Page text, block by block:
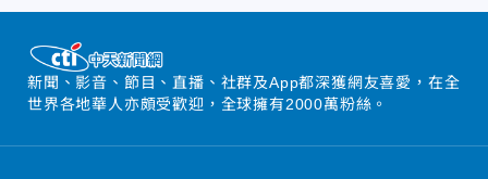
新聞、影音、節目、直播、社群及App都深獲網友喜愛，在全
世界各地華人亦頗受歡迎，全球擁有2000萬粉絲。